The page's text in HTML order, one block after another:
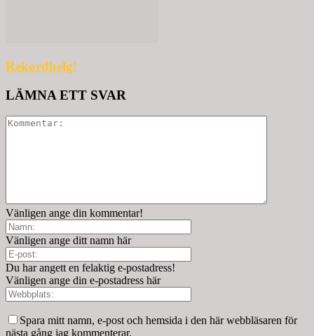
Rekordhelg!
LÄMNA ETT SVAR
Vänligen ange din kommentar!
Vänligen ange ditt namn här
Du har angett en felaktig e-postadress!
Vänligen ange din e-postadress här
Spara mitt namn, e-post och hemsida i den här webbläsaren för
nästa gång jag kommenterar.